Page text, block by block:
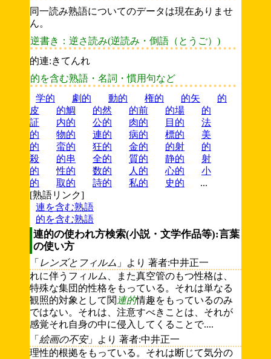
同一読み熟語についてのデータは現在ありませ
ん。
逆書き：逆さ読み(逆読み・倒語（とうご）)
的連:きてんれ
的を含む熟語・名詞・慣用句など
学的
劇的 動的 権的 的矢
的
皮
的鯛 的然 的前 的場
的
証
内的 公的 肉的 目的
法
的
物的 連的 病的 標的
美
的
蛮的 狂的 金的 的射
的
殺
的串 全的 質的 静的
射
的
性的 数的 人的 心的
小
的
取的 詩的 私的 史的
...
[熟語リンク]
連を含む熟語
的を含む熟語
連的の使われ方検索(小説・文学作品等):言葉
の使い方
「 レンズとフィルム 」より 著者:中井正一
れに伴うフィルム、また真空管のもつ性格は、
特殊な集団的性格をもっている。それは単なる
観照的対象として関 連的情趣をもっているのみ
ではない。それは、注意すべきことは、それが
感覚それ自身の中に侵入してくることで....
「 絵画の不安」より 著者:中井正一
理性的根拠をもっている。それは断じて気分の